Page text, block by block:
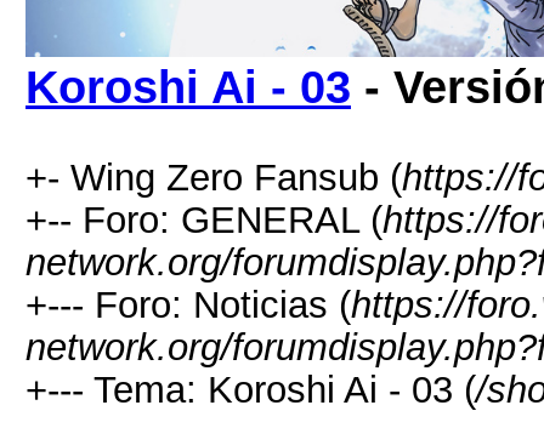
Koroshi Ai - 03 -
+- Wing Zero Fansub (https://
+-- Foro: GENERAL (https://
network.org/
+--- Foro: Noticias (https://
network.org/
+--- Tema: Koroshi Ai - 03 (/